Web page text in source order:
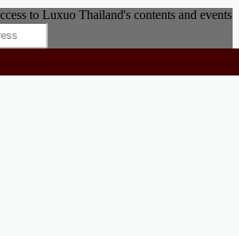
to Luxuo Thailand's contents and events